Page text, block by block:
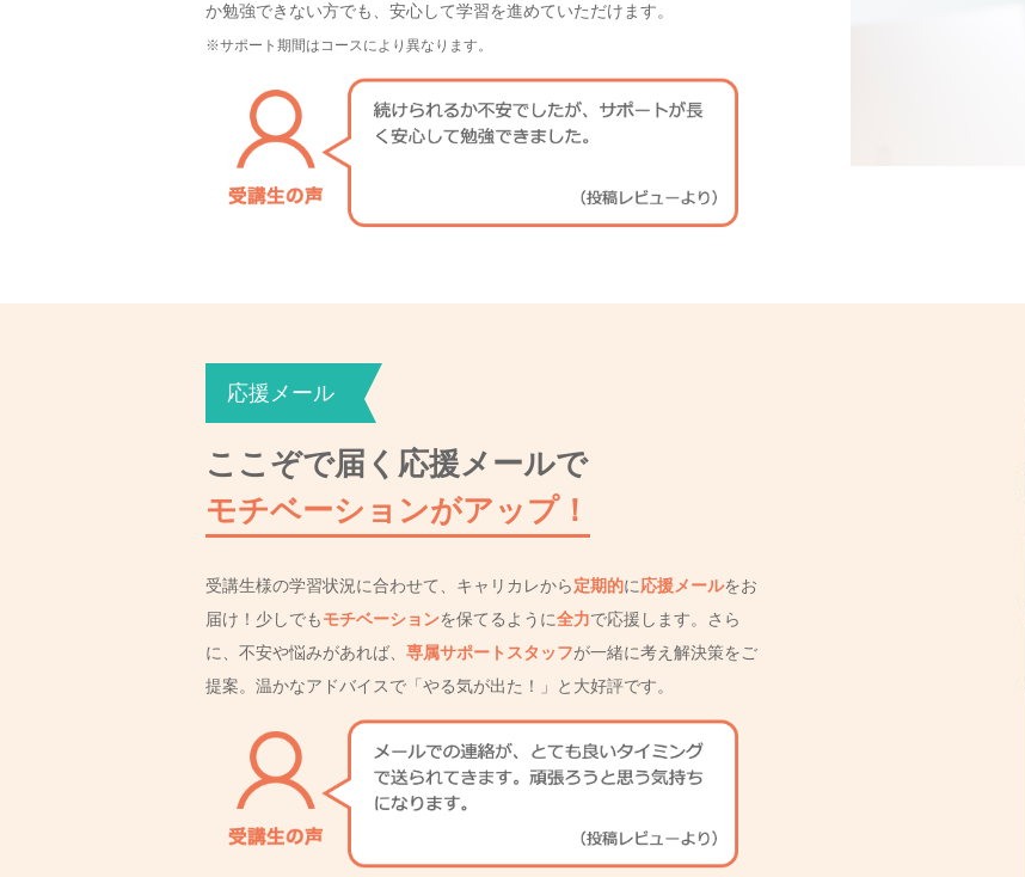
か勉強できない方でも、安心して学習を進めていただけます。
※サポート期間はコースにより異なります。
応援メール
ここぞで届く応援メールで
モチベーションがアップ！
受講生様の学習状況に合わせて、キャリカレから定期的に応援メールをお
届け！少しでもモチベーションを保てるように全力で応援します。さら
に、不安や悩みがあれば、 専属サポートスタッフが一緒に考え解決策をご
提案。温かなアドバイスで「やる気が出た！」と大好評です。